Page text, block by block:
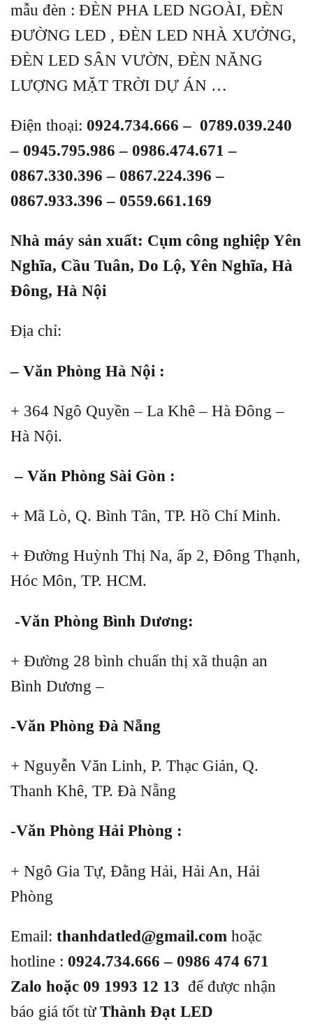
mẫu đèn : ĐÈN PHA LED NGOÀI, ĐÈN
ĐƯỜNG LED , ĐÈN LED NHÀ XƯỞNG,
ĐÈN LED SÂN VƯỜN, ĐÈN NĂNG
LƯỢNG MẶT TRỜI DỰ ÁN …
Điện thoại: 0924.734.666 – 0789.039.240
– 0945.795.986 – 0986.474.671 –
0867.330.396 – 0867.224.396 –
0867.933.396 – 0559.661.169
Nhà máy sản xuất: Cụm công nghiệp Yên
Nghĩa, Cầu Tuân, Do Lộ, Yên Nghĩa, Hà
Đông, Hà Nội
Địa chỉ:
– Văn Phòng Hà Nội :
+ 364 Ngô Quyền – La Khê – Hà Đông –
Hà Nội.
– Văn Phòng Sài Gòn :
+ Mã Lò, Q. Bình Tân, TP. Hồ Chí Minh.
+ Đường Huỳnh Thị Na, ấp 2, Đông Thạnh,
Hóc Môn, TP. HCM.
-Văn Phòng Bình Dương:
+ Đường 28 bình chuẩn thị xã thuận an
Bình Dương –
-Văn Phòng Đà Nẵng
+ Nguyễn Văn Linh, P. Thạc Giản, Q.
Thanh Khê, TP. Đà Nẵng
-Văn Phòng Hải Phòng :
+ Ngô Gia Tự, Đằng Hải, Hải An, Hải
Phòng
Email: thanhdatled@gmail.com hoặc
hotline : 0924.734.666 – 0986 474 671
Zalo hoặc 09 1993 12 13 để được nhận
báo giá tốt từ Thành Đạt LED